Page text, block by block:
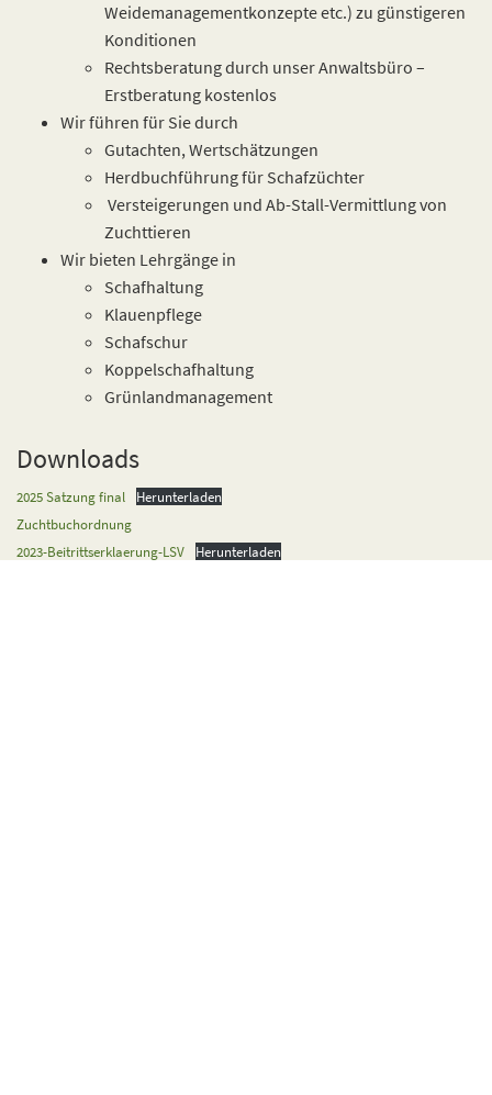
Weidemanagementkonzepte etc.) zu günstigeren
Konditionen
Rechtsberatung durch unser Anwaltsbüro –
Erstberatung kostenlos
Wir führen für Sie durch
Gutachten, Wertschätzungen
Herdbuchführung für Schafzüchter
Versteigerungen und Ab-Stall-Vermittlung von
Zuchttieren
Wir bieten Lehrgänge in
Schafhaltung
Klauenpflege
Schafschur
Koppelschafhaltung
Grünlandmanagement
Downloads
2025 Satzung final
Herunterladen
Zuchtbuchordnung
2023-Beitrittserklaerung-LSV
Herunterladen